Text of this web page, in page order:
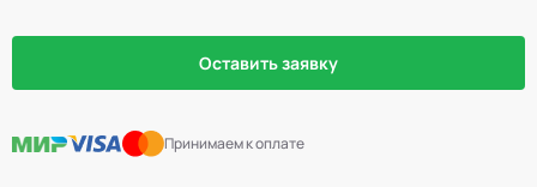
Оставить заявку
Принимаем к оплате